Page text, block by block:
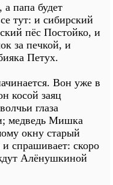
папа будет
тут: и сибирский
пёс Постойко, и
за печкой, и
Петух.
Вон уже в
косой заяц
глаза
медведь Мишка
окну старый
спрашивает: скоро
Алёнушкиной